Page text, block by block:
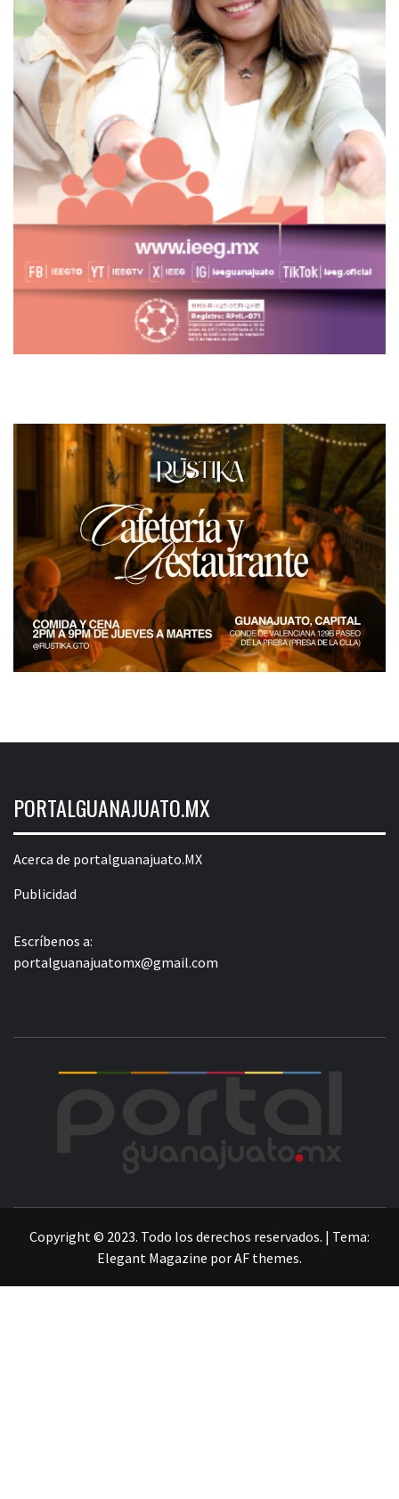
PORTALGUANAJUATO.MX
Acerca de portalguanajuato.MX
Publicidad
Escríbenos a:
portalguanajuatomx@gmail.com
Copyright © 2023. Todo los derechos reservados. | Tema:
Elegant Magazine porAF themes.